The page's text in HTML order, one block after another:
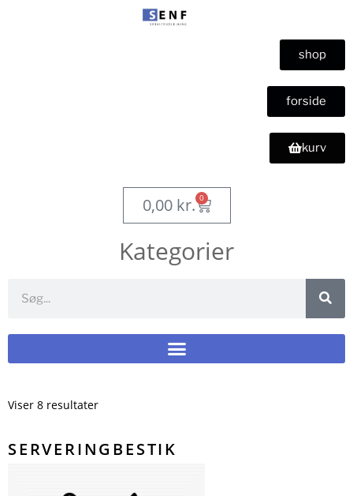
shop
forside
kurv
0,00 kr. 0
Kategorier
Viser 8 resultater
SERVERINGBESTIK